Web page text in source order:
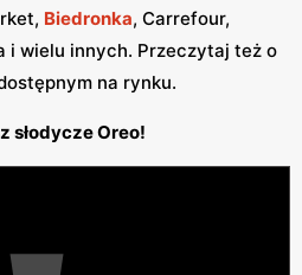
Biedronka, Carrefour,
i wielu innych. Przeczytaj też o
na rynku.
słodycze Oreo!